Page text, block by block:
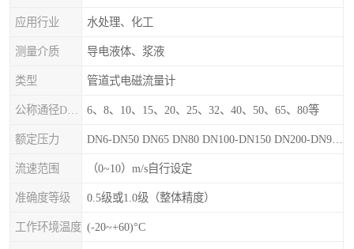
应用行业 水处理、化工
测量介质 导电液体、浆液
类型 管道式电磁流量计
6、8、10、15、20、25、32、40、50、65、80等
额定压力
流速范围 （0~10）m/s自行设定
准确度等级 0.5级或1.0级（整体精度）
工作环境温度 (-20~+60)°C